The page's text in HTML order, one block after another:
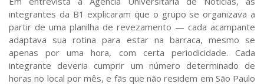
integrantes da B1explicaram que o grupo se organizava a
partir de uma planilha de revezamento — cada acampante
adaptava sua rotina para estar na barraca, mesmo se
apenas por uma hora, com certa periodicidade. Cada
integrante deveria cumprir um número determinado de
horas no local por mês, e fãs que não residem em São Paulo